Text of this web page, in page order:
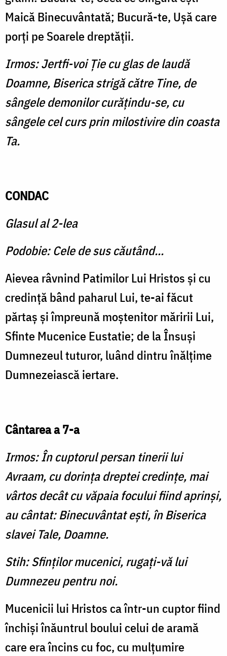
Maică Binecuvântată; Bucură-te, Uşă care
porţi pe Soarele dreptăţii.
Irmos: Jertfi-voi Ţie cu glas de laudă
Doamne, Biserica strigă către Tine, de
sângele demonilor curăţindu-se, cu
sângele cel curs prin milostivire din coasta
Ta.
CONDAC
Glasul al 2-lea
Podobie: Cele de sus căutând...
Aievea râvnind Patimilor Lui Hristos şi cu
credinţă bând paharul Lui, te-ai făcut
părtaş şi împreună moştenitor măririi Lui,
Sfinte Mucenice Eustatie; de la Însuşi
Dumnezeul tuturor, luând dintru înălţime
Dumnezeiască iertare.
Cântarea a 7-a
Irmos: În cuptorul persan tinerii lui
Avraam, cu dorinţa dreptei credinţe, mai
vârtos decât cu văpaia focului fiind aprinşi,
au cântat: Binecuvântat eşti, în Biserica
slavei Tale, Doamne.
Stih: Sfinţilor mucenici, rugaţi-vă lui
Dumnezeu pentru noi.
Mucenicii lui Hristos ca într-un cuptor fiind
închişi înăuntrul boului celui de aramă
care era încins cu foc, cu mulţumire